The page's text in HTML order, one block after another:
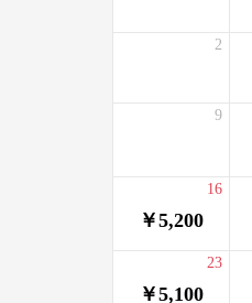
2
9
￥5,200
16
￥5,100
23